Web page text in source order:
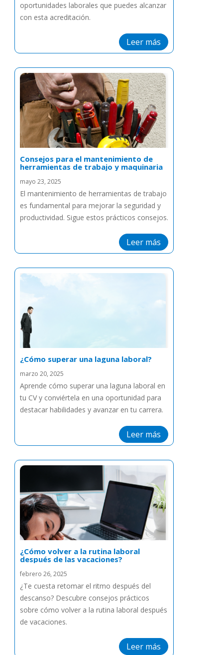
oportunidades laborales que puedes alcanzar
con esta acreditación.
Leer más
Consejos para el mantenimiento de
herramientas de trabajo y maquinaria
mayo 23, 2025
El mantenimiento de herramientas de trabajo
es fundamental para mejorar la seguridad y
productividad. Sigue estos prácticos consejos.
Leer más
¿Cómo superar una laguna laboral?
marzo 20, 2025
Aprende cómo superar una laguna laboral en
tu CV y conviértela en una oportunidad para
destacar habilidades y avanzar en tu carrera.
Leer más
¿Cómo volver a la rutina laboral
después de las vacaciones?
febrero 26, 2025
¿Te cuesta retomar el ritmo después del
descanso? Descubre consejos prácticos
sobre cómo volver a la rutina laboral después
de vacaciones.
Leer más